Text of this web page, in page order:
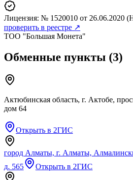
Лицензия: № 1520010 от 26.06.2020
проверить в реестре ↗
ТОО "Большая Монета"
Обменные пункты (3)
Актюбинская область, г. Актобе,
дом 64
Открыть в 2ГИС
город Алматы, г. Алматы,
д. 565
Открыть в 2ГИС